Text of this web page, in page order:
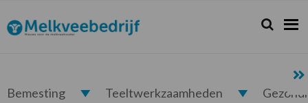
de
hoofdnavigatie
de
hoofd
de
eerste
de
voettekst
Melkveebedrijf.nl Zoeken...
Zoek
Bemesting Teeltwerkzaamheden